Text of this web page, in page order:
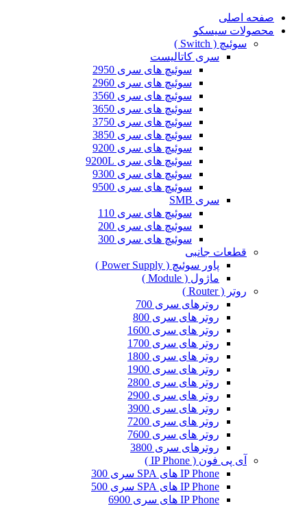
صفحه اصلی
محصولات سیسکو
سوئیچ ( Switch )
سری کاتالیست
سوئیچ های سری 2950
سوئیچ های سری 2960
سوئیچ های سری 3560
سوئیچ های سری 3650
سوئیچ های سری 3750
سوئیچ های سری 3850
سوئیچ های سری 9200
سوئیچ های سری 9200L
سوئیچ های سری 9300
سوئیچ های سری 9500
سری SMB
سوئیچ های سری 110
سوئیچ های سری 200
سوئیچ های سری 300
قطعات جانبی
پاور سوئیچ ( Power Supply )
ماژول ( Module )
روتر ( Router )
روترهای سری 700
روتر های سری 800
روتر های سری 1600
روتر های سری 1700
روتر های سری 1800
روتر های سری 1900
روتر های سری 2800
روتر های سری 2900
روتر های سری 3900
روتر های سری 7200
روتر های سری 7600
روترهای سری 3800
آی پی فون ( IP Phone )
IP Phone های SPA سری 300
IP Phone های SPA سری 500
IP Phone های سری 6900